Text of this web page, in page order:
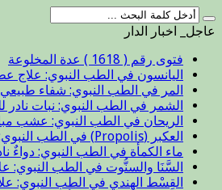
عاجل_ اخبار الدار
فتوى رقم ( 1618 ) عدة المخلوعة
اليانسون في الطب النبوي: علاج
المر في الطب النبوي: شفاء طبيعي
الشمر في الطب النبوي: نبات نادر
الريحان في الطب النبوي: عشب
العكبر (Propolis) في الطب النبوي: الشفاء من خيرات النحل
ماء الكمأة في الطب النبوي: دواءٌ
السَّنَا والسنُّوت في الطب النبوي:
القِسْط الهندي في الطب النبوي: